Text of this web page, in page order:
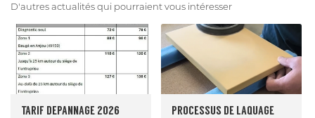
D'autres actualités qui pourraient vous intéresser
TARIF DEPANNAGE 2026 PROCESSUS DE LAQUAGE